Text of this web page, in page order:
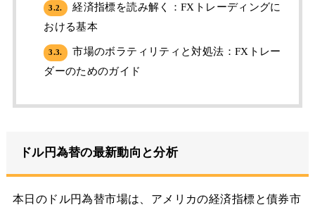
3.2.
経済指標を読み解く：FXトレーディングに
おける基本
3.3.
市場のボラティリティと対処法：FXトレー
ダーのためのガイド
ドル円為替の最新動向と分析
本日のドル円為替市場は、アメリカの経済指標と債券市